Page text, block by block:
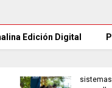
Edición Digital
TRABAJO...........................si